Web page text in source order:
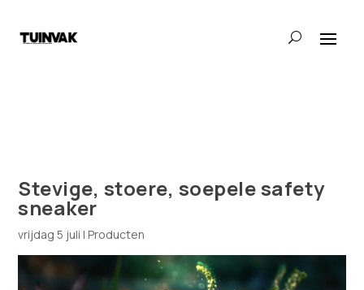
Stevige, stoere, soepele safety
sneaker
vrijdag 5 juli | Producten